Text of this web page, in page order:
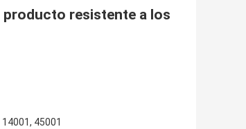
producto resistente a los
14001, 45001